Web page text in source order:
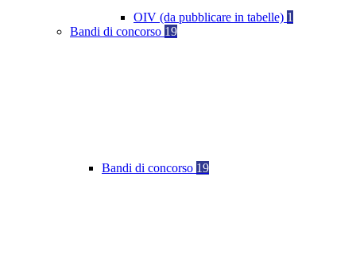
OIV (da pubblicare in tabelle) 1
Bandi di concorso 19
Bandi di concorso 19